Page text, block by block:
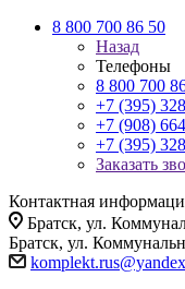
8 800 700 86 50
Назад
Телефоны
8 800 700
+7 (395)
+7 (908)
+7 (395)
Заказать
Контактная
Братск, ул.
Братск, ул.